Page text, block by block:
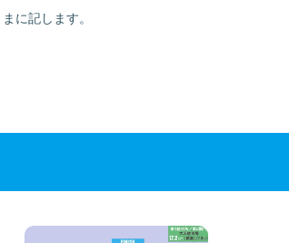
に記します。